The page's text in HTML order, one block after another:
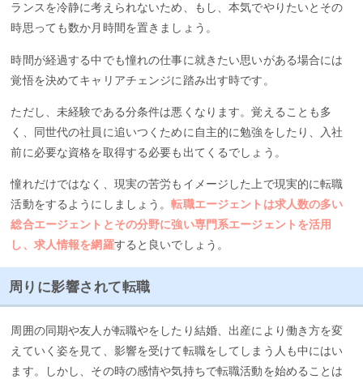
ランスを冷静に考えられないため、もし、本気でやりたいとその
時思っても数か月時間を置きましょう。
時間が経過する中でも憧れの仕事に就きたい思いがある場合には
覚悟を決めてキャリアチェンジに踏み出す時です。
ただし、未経験である分条件は悪くなります。覚えることも多
く、同世代の社員に追いつくために自主的に勉強をしたり、入社
前に必要な資格を取得する必要も出てくるでしょう。
憧れだけではなく、現実の苦労もイメージした上で現実的に転職
活動をするようにしましょう。転職エージェントは求人数の多い
総合エージェントとその分野に強い専門系エージェントを活用
し、求人情報を網羅すると良いでしょう。
周りに影響されて転職
周囲の同期や友人が転職やをしたり結婚、出産により働き方を変
えていく姿を見て、影響を受けて転職をしてしまう人も中にはい
ます。しかし、その時の感情や気持ちで転職活動を始めることは